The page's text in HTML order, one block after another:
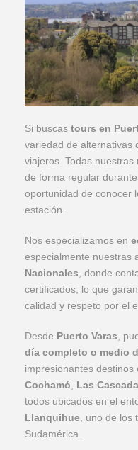
Si buscas tours en
variedad de alternativas
viajeros. Todas
de forma regular
oportunidad de conocer
estación.
Nos especializamos en
especialmente nuestras
Nacionales, donde
certificados, lo que
calidad y respeto por el
Desde Puerto Varas,
día completo o medio
impresionantes destinos
Cochamó, Las
todos ubicados en el
Llanquihue, uno de los
Sudamérica.